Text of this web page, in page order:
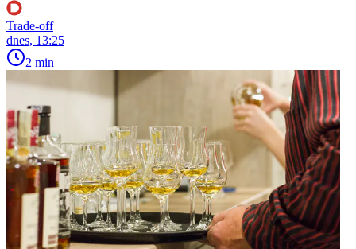
Trade-off
dnes, 13:25
2 min